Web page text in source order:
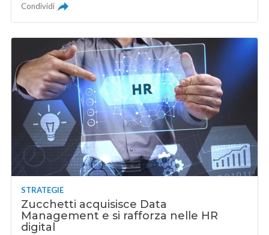
Condividi
STRATEGIE
Zucchetti acquisisce Data
Management e si rafforza nelle HR
digital